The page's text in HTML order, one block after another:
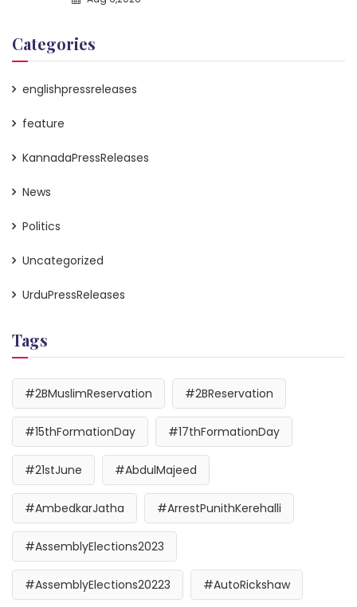
Categories
englishpressreleases
feature
KannadaPressReleases
News
Politics
Uncategorized
UrduPressReleases
Tags
#2BMuslimReservation #2BReservation
#15thFormationDay #17thFormationDay
#21stJune #AbdulMajeed
#AmbedkarJatha #ArrestPunithKerehalli
#AssemblyElections2023
#AssemblyElections20223 #AutoRickshaw